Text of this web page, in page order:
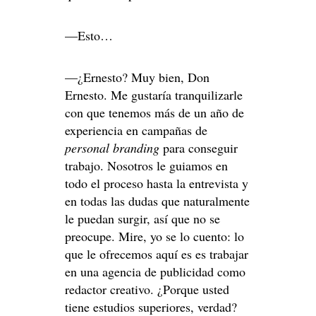
—Esto…
—¿Ernesto? Muy bien, Don
Ernesto. Me gustaría tranquilizarle
con que tenemos más de un año de
experiencia en campañas de
personal branding para conseguir
trabajo. Nosotros le guiamos en
todo el proceso hasta la entrevista y
en todas las dudas que naturalmente
le puedan surgir, así que no se
preocupe. Mire, yo se lo cuento: lo
que le ofrecemos aquí es es trabajar
en una agencia de publicidad como
redactor creativo. ¿Porque usted
tiene estudios superiores, verdad?